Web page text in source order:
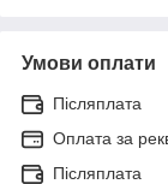
Умови оплати
Післяплата
Оплата за
Післяплата